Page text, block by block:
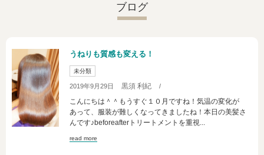
ブログ
うねりも質感も変える！
未分類
2019年9月29日 黒須 利紀 /
こんにちは＾＾もうすぐ１０月ですね！気温の変化が
あって、服装が難しくなってきましたね！本日の美髪さ
んです♪beforeafterトリートメントを重視...
read more